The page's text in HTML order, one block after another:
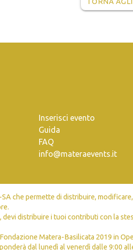
TORNA
Inserisci evento
Guida
FAQ
info@materaevents.it
che permette di distribuire,
devi distribuire i tuoi contributi con la
Matera-Basilicata 2019 in
dal lunedì al venerdì dalle 9:00